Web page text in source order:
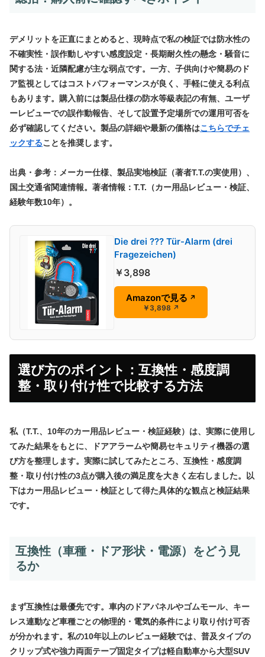
デメリットを正直にまとめると、現時点で私の検証では防水性の
不確実性・誤作動しやすい感度設定・長期耐久性の懸念・騒音に
関する法・近隣配慮が主な弱点です。一方、子供向けや簡易のド
ア監視としてはコストパフォーマンスが良く、手軽に使える利点
もあります。購入前には製品仕様の防水等級表記の有無、ユーザ
ーレビューでの誤作動報告、そして設置予定場所での運用可否を
必ず確認してください。製品の詳細や最新の価格はこちらでチェ
ックすることを推奨します。
出典・参考：メーカー仕様、製品実地検証（著者T.T.の実使用）、
国土交通省関連情報。著者情報：T.T.（カー用品レビュー・検証、
経験年数10年）。
Die drei ??? Tür-Alarm (drei
Fragezeichen)
￥3,898
Amazonで見る ↗
￥3,898 ↗
選び方のポイント：互換性・感度調
整・取り付け性で比較する方法
私（T.T.、10年のカー用品レビュー・検証経験）は、実際に使用し
てみた結果をもとに、ドアアラームや簡易セキュリティ機器の選
び方を整理します。実際に試してみたところ、互換性・感度調
整・取り付け性の3点が購入後の満足度を大きく左右しました。以
下はカー用品レビュー・検証として得た具体的な観点と検証結果
です。
互換性（車種・ドア形状・電源）をどう見
るか
まず互換性は最優先です。車内のドアパネルやゴムモール、キー
レス連動など車種ごとの物理的・電気的条件により取り付け可否
が分かれます。私の10年以上のレビュー経験では、普及タイプの
クリップ式や強力両面テープ固定タイプは軽自動車から大型SUV